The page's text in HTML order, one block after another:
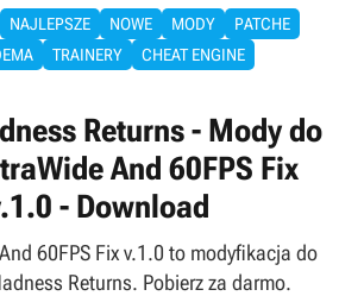
NAJLEPSZE NOWE MODY
PATCHE
TRAINERY CHEAT ENGINE
Returns - Mody do
And 60FPS Fix
- Download
60FPS Fix v.1.0 to modyfikacja do
Returns. Pobierz za darmo.